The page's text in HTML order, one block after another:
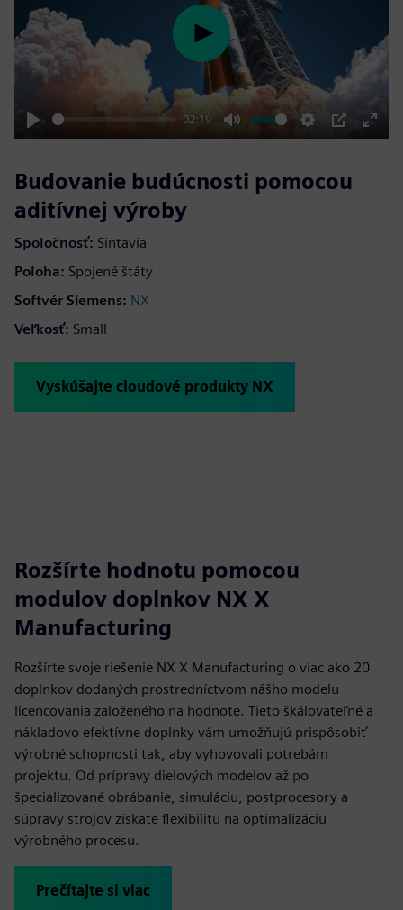
Play
02:19
Mute Settings
PIP
Enter
Play
Budovanie budúcnosti pomocou
aditívnej výroby
Spoločnosť: Sintavia
Poloha: Spojené štáty
Softvér Siemens: NX
Veľkosť: Small
Vyskúšajte cloudové produkty NX
Rozšírte hodnotu pomocou
modulov doplnkov NX X
Manufacturing
Rozšírte svoje riešenie NX X Manufacturing o viac ako 20
doplnkov dodaných prostredníctvom nášho modelu
licencovania založeného na hodnote. Tieto škálovateľné a
nákladovo efektívne doplnky vám umožňujú prispôsobiť
výrobné schopnosti tak, aby vyhovovali potrebám
projektu. Od prípravy dielových modelov až po
špecializované obrábanie, simuláciu, postprocesory a
súpravy strojov získate flexibilitu na optimalizáciu
výrobného procesu.
Prečítajte si viac